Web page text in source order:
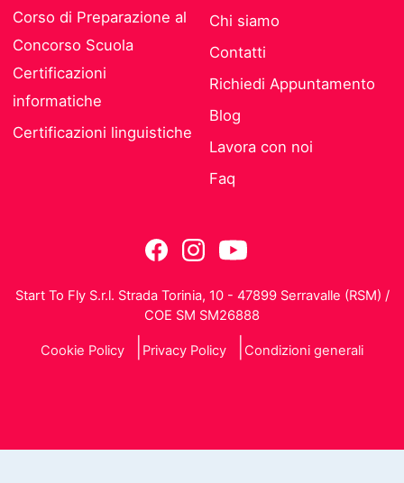
Corso di Preparazione al
Concorso Scuola
Certificazioni
informatiche
Certificazioni linguistiche
Chi siamo
Contatti
Richiedi Appuntamento
Blog
Lavora con noi
Faq
Start To Fly S.r.l. Strada Torinia, 10 - 47899 Serravalle (RSM) /
COE SM SM26888
Cookie Policy Privacy Policy Condizioni generali